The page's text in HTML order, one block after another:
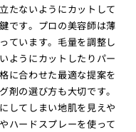
たないようにカットして
です。プロの美容師は薄
ています。毛量を調整し
ようにカットしたりパー
に合わせた最適な提案を
剤の選び方も大切です。
してしまい地肌を見えや
ハードスプレーを使って